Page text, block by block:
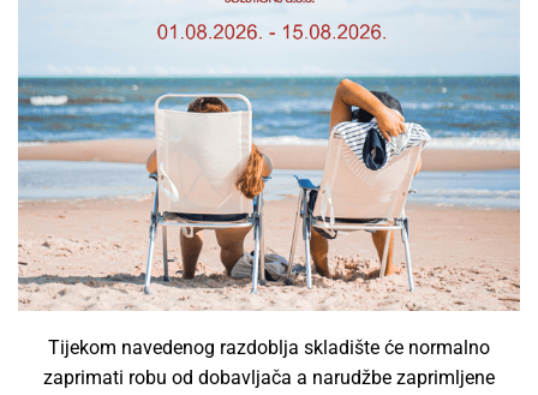
Tijekom navedenog razdoblja skladište će normalno
zaprimati robu od dobavljača a narudžbe zaprimljene
Panik EM PAN 3W 150lm IP66
Profolux
18,30€
Dodaj u košaricu